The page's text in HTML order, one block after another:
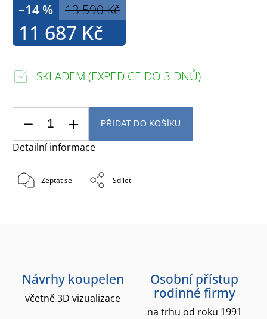
13 590 Kč
–14 %
11 687 Kč
SKLADEM (EXPEDICE DO 3 DNŮ)
PŘIDAT DO KOŠÍKU
Detailní informace
Zeptat se Sdílet
Návrhy koupelen
včetně 3D vizualizace
Osobní přístup
rodinné firmy
na trhu od roku 1991